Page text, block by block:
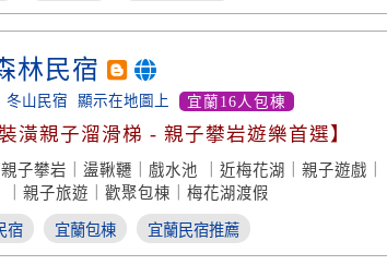
林民宿
冬山民宿 顯示在地圖上 宜蘭16人包棟
裝潢親子溜滑梯 - 親子攀岩遊樂首選】
子攀岩｜盪鞦韆｜戲水池 ｜近梅花湖｜親子遊戲｜
｜親子旅遊｜歡聚包棟｜梅花湖渡假
宿 宜蘭包棟 宜蘭民宿推薦